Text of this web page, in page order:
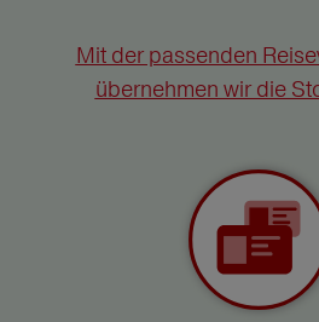
Mit der passenden
übernehmen wir die